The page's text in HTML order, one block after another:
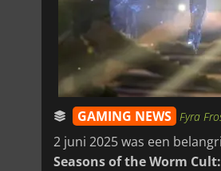
GAMING NEWS Fyra
2 juni 2025 was een
Seasons of the Worm